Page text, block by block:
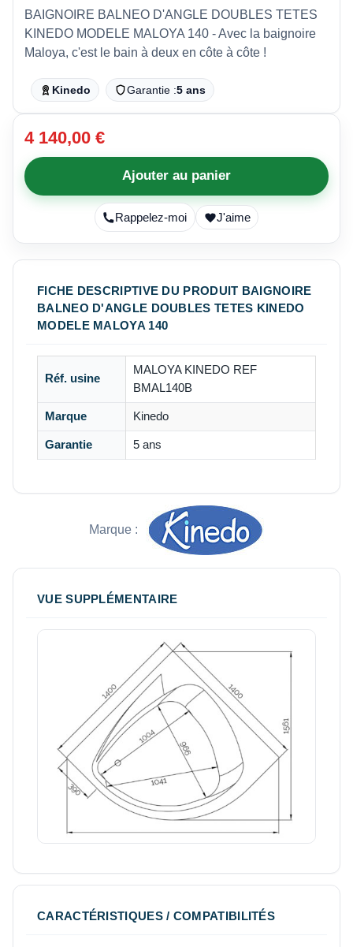
BAIGNOIRE BALNEO D'ANGLE DOUBLES TETES
KINEDO MODELE MALOYA 140 - Avec la baignoire
Maloya, c'est le bain à deux en côte à côte !
Kinedo Garantie :5 ans
4 140,00 €
Ajouter au panier
Rappelez-moi J'aime
FICHE DESCRIPTIVE DU PRODUIT BAIGNOIRE
BALNEO D'ANGLE DOUBLES TETES KINEDO
MODELE MALOYA 140
Réf. usine
MALOYA KINEDO REF
BMAL140B
Marque Kinedo
Garantie 5 ans
Marque :
VUE SUPPLÉMENTAIRE
CARACTÉRISTIQUES / COMPATIBILITÉS